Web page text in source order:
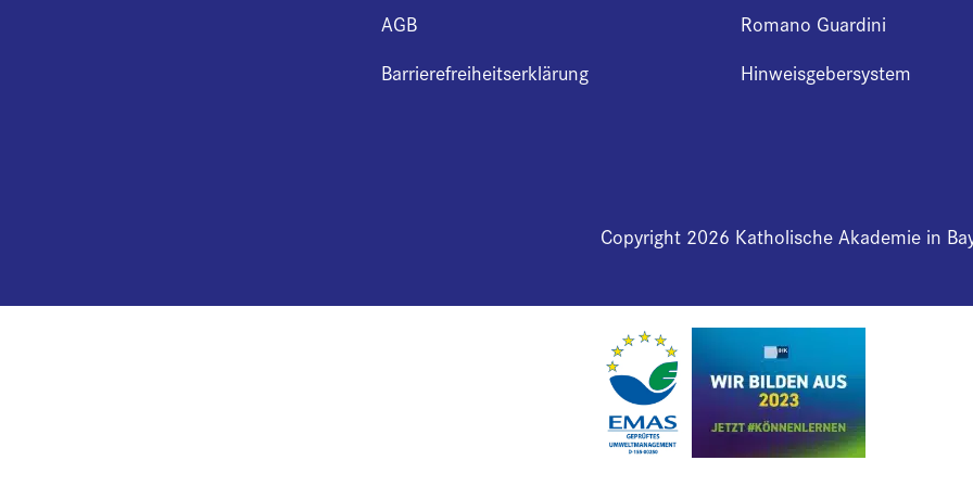
AGB
Barrierefreiheitserklärung
Romano Guardini
Hinweisgebersystem
Copyright 2026 Katholische Akademie in